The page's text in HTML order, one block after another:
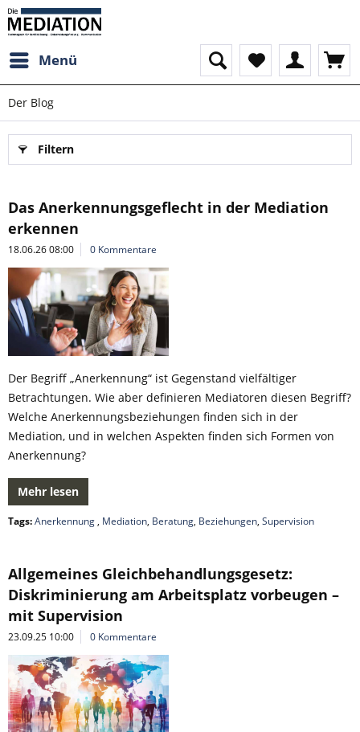
Menü
Der Blog
Filtern
Das Anerkennungsgeflecht in der Mediation
erkennen
18.06.26 08:00 0 Kommentare
Der Begriff „Anerkennung“ ist Gegenstand vielfältiger
Betrachtungen. Wie aber definieren Mediatoren diesen Begriff?
Welche Anerkennungsbeziehungen finden sich in der
Mediation, und in welchen Aspekten finden sich Formen von
Anerkennung?
Mehr lesen
Tags:Anerkennung, Mediation, Beratung, Beziehungen, Supervision
Allgemeines Gleichbehandlungsgesetz:
Diskriminierung am Arbeitsplatz vorbeugen –
mit Supervision
23.09.25 10:00 0 Kommentare